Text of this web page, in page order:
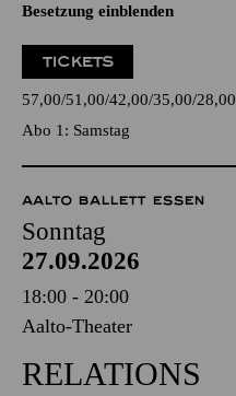
Besetzung einblenden
TICKETS
57,00 51,00 42,00 35,00 28,00
Abo 1: Samstag
AALTO BALLETT ESSEN
Sonntag
27.09.2026
18:00 - 20:00
Aalto-Theater
RELATIONS